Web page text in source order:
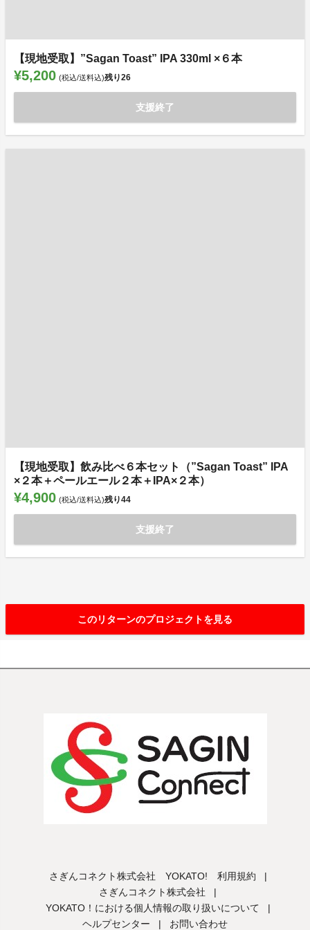
【現地受取】”Sagan Toast” IPA 330ml ×６本
¥5,200 (税込/送料込)残り26
支援終了
【現地受取】飲み比べ６本セット（”Sagan Toast” IPA
×２本＋ペールエール２本＋IPA×２本）
¥4,900 (税込/送料込)残り44
支援終了
このリターンのプロジェクトを見る
さぎんコネクト株式会社 YOKATO! 利用規約
|
さぎんコネクト株式会社
|
YOKATO！における個人情報の取り扱いについて
|
ヘルプセンター
| お問い合わせ